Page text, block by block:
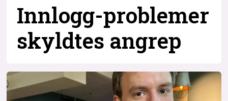
Innlogg-problemer
skyldtes angrep